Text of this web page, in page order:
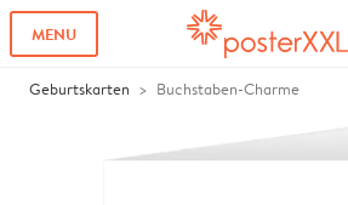
MENU
Geburtskarten Buchstaben-Charme